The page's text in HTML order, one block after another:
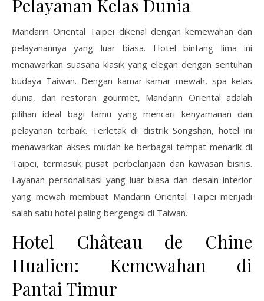
Pelayanan Kelas Dunia
Mandarin Oriental Taipei dikenal dengan kemewahan dan
pelayanannya yang luar biasa. Hotel bintang lima ini
menawarkan suasana klasik yang elegan dengan sentuhan
budaya Taiwan. Dengan kamar-kamar mewah, spa kelas
dunia, dan restoran gourmet, Mandarin Oriental adalah
pilihan ideal bagi tamu yang mencari kenyamanan dan
pelayanan terbaik. Terletak di distrik Songshan, hotel ini
menawarkan akses mudah ke berbagai tempat menarik di
Taipei, termasuk pusat perbelanjaan dan kawasan bisnis.
Layanan personalisasi yang luar biasa dan desain interior
yang mewah membuat Mandarin Oriental Taipei menjadi
salah satu hotel paling bergengsi di Taiwan.
Hotel Château de Chine
Hualien: Kemewahan di
Pantai Timur